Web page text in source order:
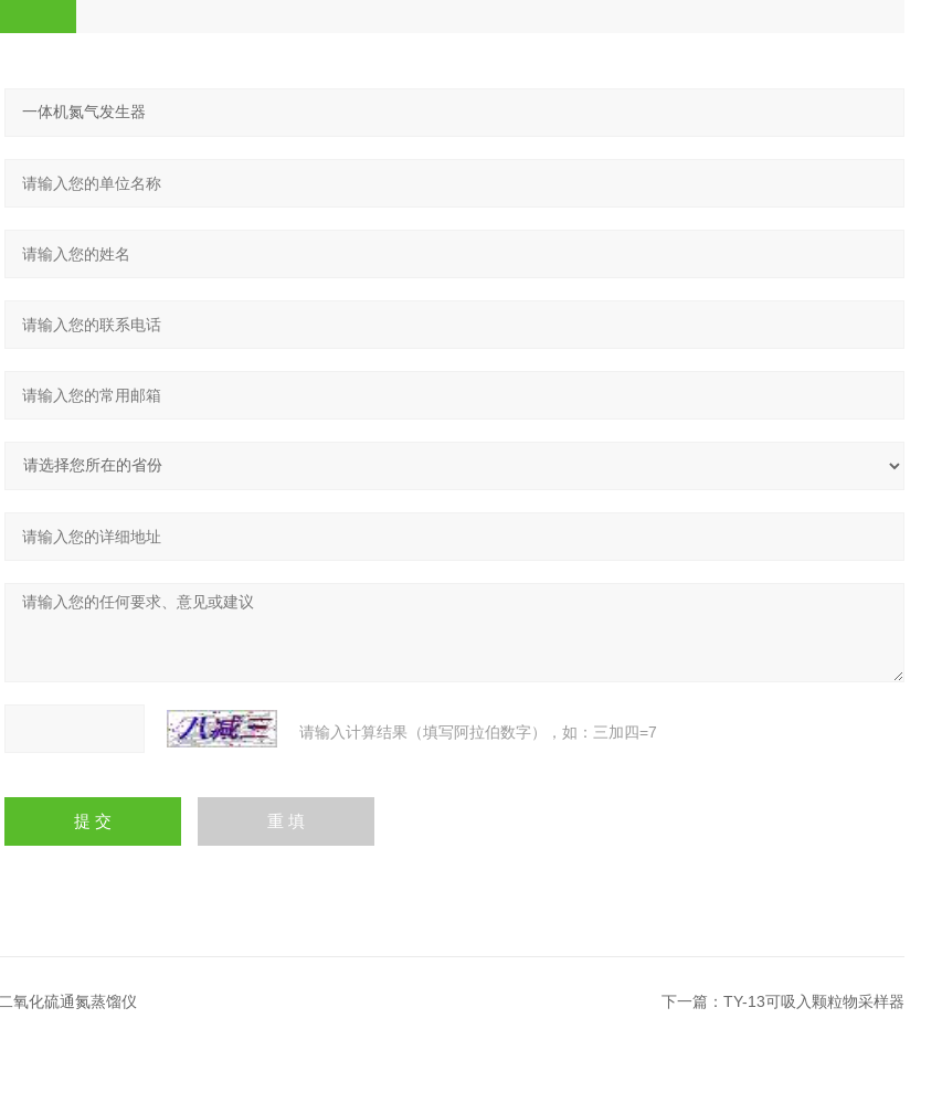
请输入计算结果（填写阿拉伯数字），如：三加四=7
氧化硫通氮蒸馏仪 下一篇：TY-13可吸入颗粒物采样器